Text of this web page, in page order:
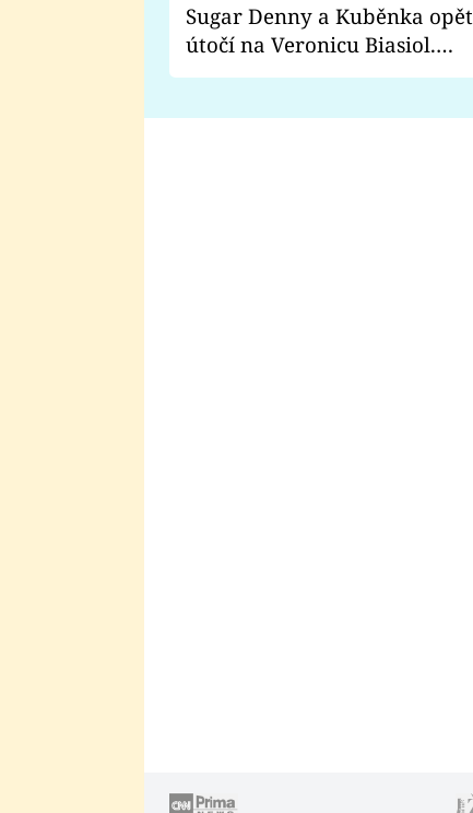
Sugar Denny a Kuběnka opět
útočí na Veronicu Biasiol.
Proč je podle nich falešná a